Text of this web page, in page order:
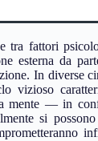
tra fattori
esterna da
In diverse
vizioso
mente — in
si